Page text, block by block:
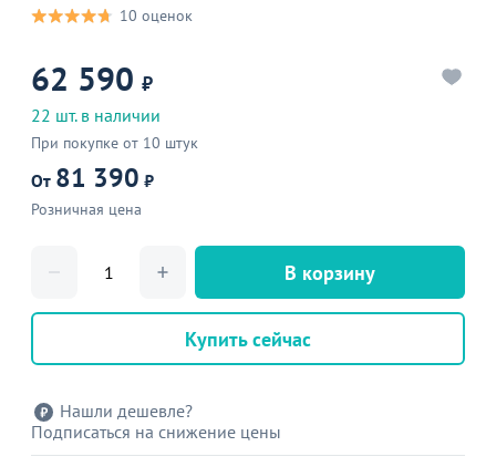
10 оценок
62 590 ₽
22 шт. в наличии
При покупке от 10 штук
От 81 390 ₽
Розничная цена
В корзину
Купить сейчас
Нашли дешевле?
Подписаться на снижение цены